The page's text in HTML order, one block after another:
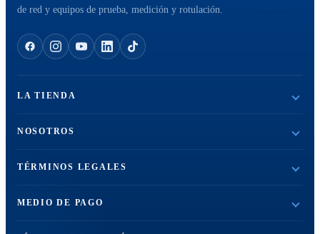
de red y equipos de prueba, medición y rotulación.
LA TIENDA
NOSOTROS
TÉRMINOS LEGALES
MEDIO DE PAGO